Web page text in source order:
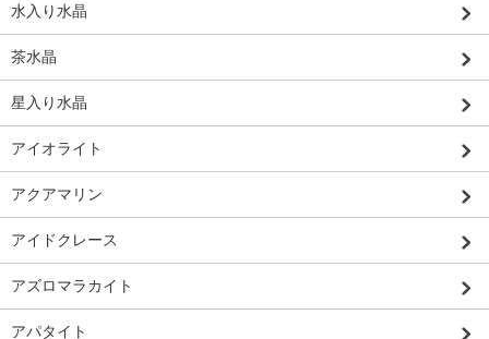
水入り水晶
茶水晶
星入り水晶
アイオライト
アクアマリン
アイドクレース
アズロマラカイト
アパタイト